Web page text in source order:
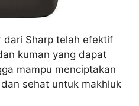
dari Sharp telah efektif
kuman yang dapat
mampu menciptakan
sehat untuk makhluk